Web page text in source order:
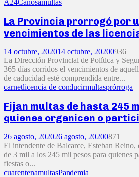
A24Canosamultas
La Provincia prorrogó por
vencimientos de las
14 octubre, 202014 octubre, 20200936
La Dirección Provincial de Política y
365 días corridos el vencimientos de
de caducidad esté comprendida entre...
carnetlicencia de conducirmultasprórroga
Fijan multas de hasta 245
quienes organicen o
26 agosto, 202026 agosto, 20200871
El intendente de Balcarce, Esteban Reino,
de 3 mil a los 245 mil pesos para quienes
fiestas o...
cuarentenamultasPandemia